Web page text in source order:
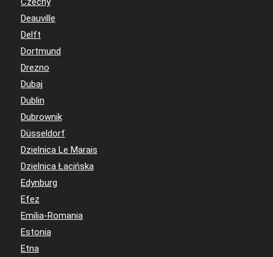
Deauville
Delft
Dortmund
Drezno
Dubaj
Dublin
Dubrownik
Düsseldorf
Dzielnica Le Marais
Dzielnica Łacińska
Edynburg
Efez
Emilia-Romania
Estonia
Etna